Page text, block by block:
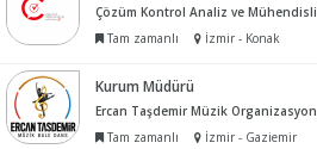
Tam zamanlı
İzmir - Konak
Kurum Müdürü
Ercan Taşdemir Müzik Organizasyon
Tam zamanlı
İzmir - Gaziemir